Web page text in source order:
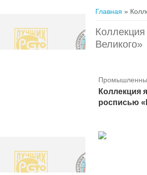
Вы здесь
Главная »
Великого»
Коллекция
росписью